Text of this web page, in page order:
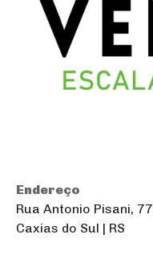
Endereço
Rua Antonio Pisani, 77
Caxias do Sul | RS